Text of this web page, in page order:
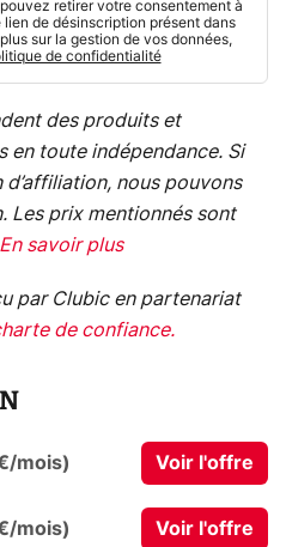
retirer votre consentement à
de désinscription présent dans
sur la gestion de vos données,
de confidentialité
des produits et
en toute indépendance. Si
nous pouvons
Les prix mentionnés sont
En savoir plus
par Clubic en partenariat
de confiance.
mois) Voir l'offre
mois) Voir l'offre